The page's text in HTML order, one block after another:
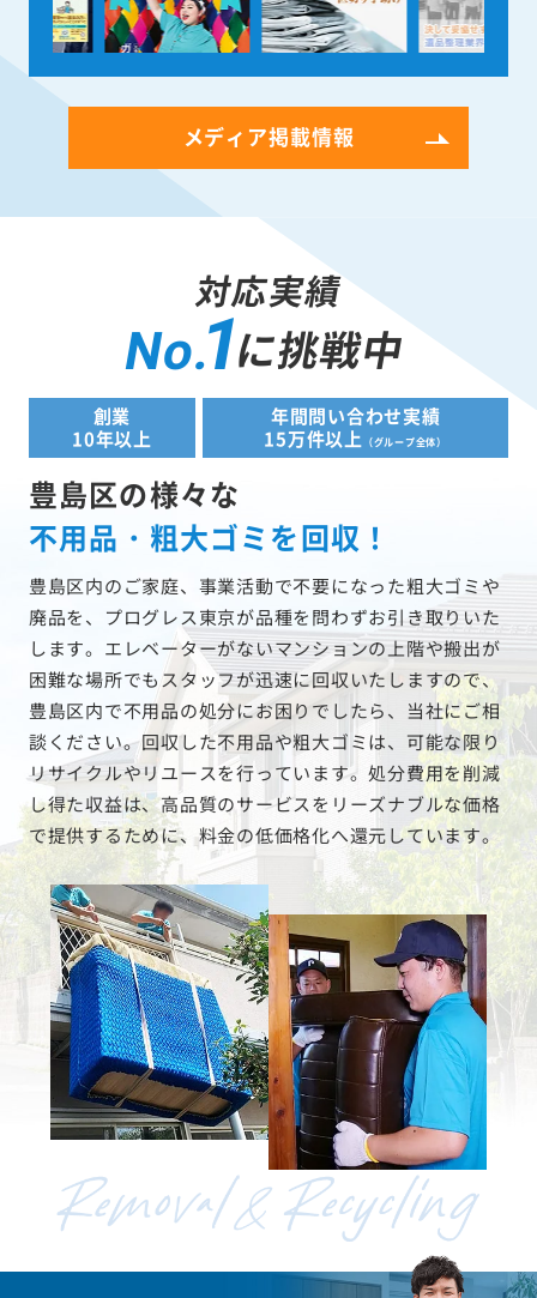
メディア掲載情報
対応実績
No.1に挑戦中
創業
10年以上
年間問い合わせ実績
15万件以上
（グループ全体）
豊島区の様々な
不用品・粗大ゴミを回収！
豊島区内のご家庭、事業活動で不要になった粗大ゴミや
廃品を、プログレス東京が品種を問わずお引き取りいた
します。エレベーターがないマンションの上階や搬出が
困難な場所でもスタッフが迅速に回収いたしますので、
豊島区内で不用品の処分にお困りでしたら、当社にご相
談ください。回収した不用品や粗大ゴミは、可能な限り
リサイクルやリユースを行っています。処分費用を削減
し得た収益は、高品質のサービスをリーズナブルな価格
で提供するために、料金の低価格化へ還元しています。